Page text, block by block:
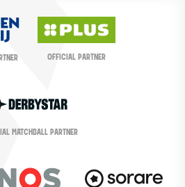
OFFICIAL PARTNER
MATCHBALL PARTNER